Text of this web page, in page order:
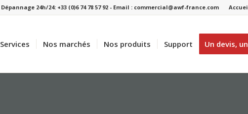
Dépannage 24h/24: +33 (0)6 74 78 57 92 - Email : commercial@awf-france.com
Services Nos marchés Nos produits Support Un devis,